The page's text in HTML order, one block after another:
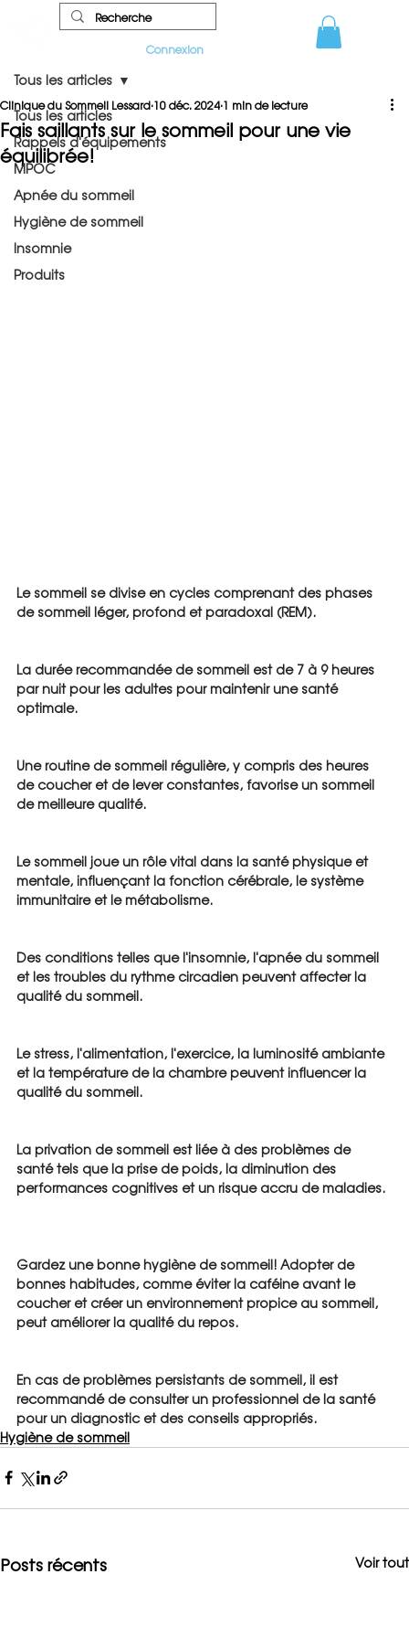
Connexion
Tous les articles
Rappels d'équipements
MPOC
Apnée du sommeil
Hygiène de sommeil
Insomnie
Produits
Tous les articles
Fais saillants sur le sommeil pour une vie
équilibrée!
Clinique du Sommeil Lessard 10 déc. 2024 1 min de lecture
Le sommeil se divise en cycles comprenant des phases
de sommeil léger, profond et paradoxal (REM).
La durée recommandée de sommeil est de 7 à 9 heures
par nuit pour les adultes pour maintenir une santé
optimale.
Une routine de sommeil régulière, y compris des heures
de coucher et de lever constantes, favorise un sommeil
de meilleure qualité.
Le sommeil joue un rôle vital dans la santé physique et
mentale, influençant la fonction cérébrale, le système
immunitaire et le métabolisme.
Des conditions telles que l'insomnie, l'apnée du sommeil
et les troubles du rythme circadien peuvent affecter la
qualité du sommeil.
Le stress, l'alimentation, l'exercice, la luminosité ambiante
et la température de la chambre peuvent influencer la
qualité du sommeil.
La privation de sommeil est liée à des problèmes de
santé tels que la prise de poids, la diminution des
performances cognitives et un risque accru de maladies.
Gardez une bonne hygiène de sommeil! Adopter de
bonnes habitudes, comme éviter la caféine avant le
coucher et créer un environnement propice au sommeil,
peut améliorer la qualité du repos.
En cas de problèmes persistants de sommeil, il est
recommandé de consulter un professionnel de la santé
pour un diagnostic et des conseils appropriés.
Hygiène de sommeil
Posts récents Voir tout